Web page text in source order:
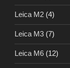
Leica M2 (4)
Leica M3 (7)
Leica M6 (12)